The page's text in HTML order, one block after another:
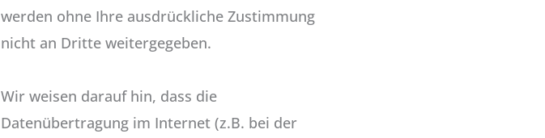
werden ohne Ihre ausdrückliche Zustimmung
nicht an Dritte weitergegeben.
Wir weisen darauf hin, dass die
Datenübertragung im Internet (z.B. bei der